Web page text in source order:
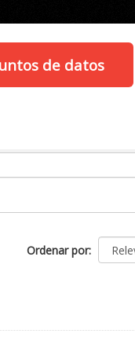
de datos
Ordenar por